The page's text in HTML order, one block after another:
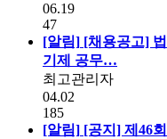
06.19
47
[알림] [채용공고]
기제 공무…
최고관리자
04.02
185
[알림] [공지] 제46